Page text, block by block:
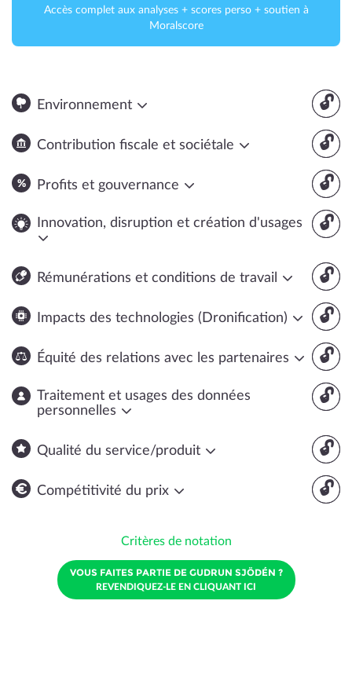
Accès complet aux analyses + scores perso + soutien à
Moralscore
🔓
Environnement
🔓
Contribution fiscale et sociétale
🔓
Profits et gouvernance
🔓
Innovation, disruption et création d'usages
🔓
Rémunérations et conditions de travail
🔓
Impacts des technologies (Dronification)
🔓
Équité des relations avec les partenaires
🔓
Traitement et usages des données
personnelles
🔓
Qualité du service/produit
🔓
Compétitivité du prix
Critères de notation
VOUS FAITES PARTIE DE GUDRUN SJÖDÉN ?
REVENDIQUEZ-LE EN CLIQUANT ICI